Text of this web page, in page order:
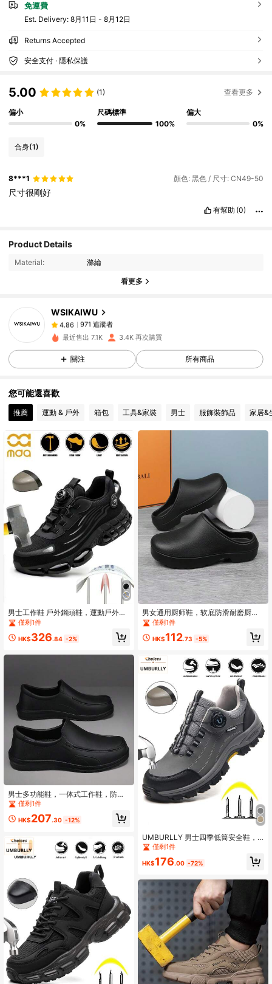
免運費
​Est. Delivery: 8月11日 - 8月12日
Returns Accepted
安全支付 · 隱私保護
5.00 (1) 查看更多
偏小
0%
尺碼標準
100%
偏大
0%
合身(1)
8***1 顏色: 黑色 / 尺寸: CN49-50
尺寸很剛好
有幫助 (0)
Product Details
Material: 滌綸
看更多
WSIKAIWU
4.86
971 追蹤者
4.86 971 追蹤者
4.86 971 追蹤者
4.86 971 追蹤者
最近售出 7.1K 3.4K 再次購買
關注 所有商品
您可能還喜歡
推薦 運動 & 戶外 箱包 工具&家裝 男士 服飾裝飾品 家居&
男士工作鞋 戶外鋼頭鞋，運動戶外登
山鞋 大尺碼男鞋 工地鞋，旋轉鈕扣透
氣登山鞋，時尚男鞋 春夏秋冬（尺碼
偏大一號）
僅剩1件
HK$326.84 -2%
男士多功能鞋，一体式工作鞋，防滑
耐用厨房鞋，套脚式
僅剩1件
HK$207.30 -12%
男女通用厨师鞋，软底防滑耐磨厨房
鞋，工作鞋
僅剩1件
HK$112.73 -5%
UMBURLLY 男士四季低筒安全鞋，
防滑厚橡膠底，按鈕設計方便快速穿
脫，內置鋼頭防砸與防穿刺中底雙重
保護，輕量鞋身適合長時間站立無負
園藝、戶外工作，四季透氣舒適面
料，高強度穩定防滑，日常工作足部
保護無憂
僅剩1件
HK$176.00 -72%